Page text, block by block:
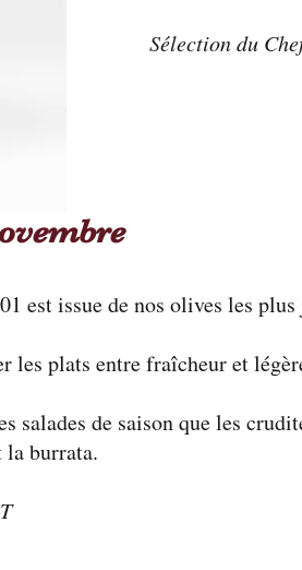
Sélection du
est issue de nos olives les plus
les plats entre fraîcheur et
salades de saison que les
la burrata.